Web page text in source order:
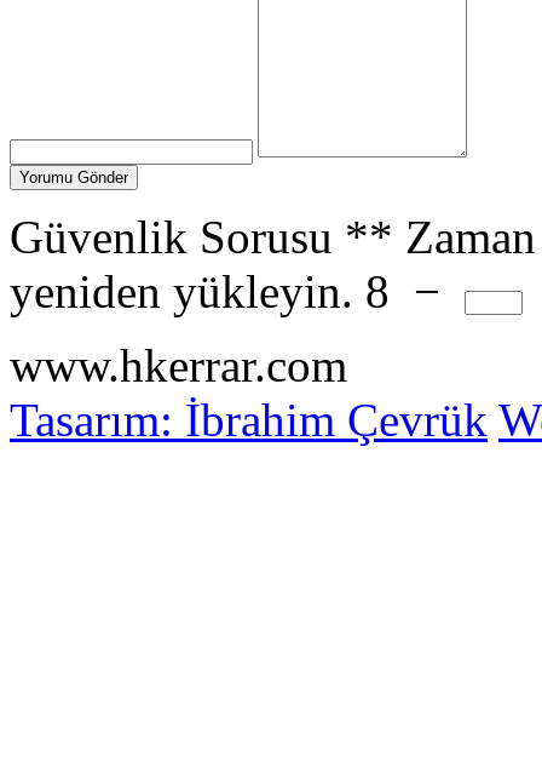
Güvenlik Sorusu **
yeniden yükleyin. 8 −
www.hkerrar.com
Tasarım: İbrahim Çevrük